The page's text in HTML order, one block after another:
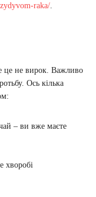
raka/.
це не вирок. Важливо
Ось кілька
– ви вже маєте
хворобі